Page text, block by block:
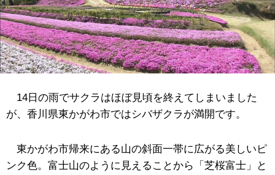
14日の雨でサクラはほぼ見頃を終えてしまいました
が、香川県東かがわ市ではシバザクラが満開です。
東かがわ市帰来にある山の斜面一帯に広がる美しいピ
ンク色。富士山のように見えることから「芝桜富士」と